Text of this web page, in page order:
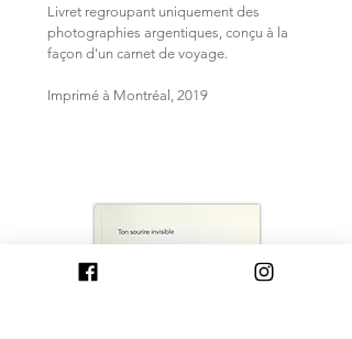
Livret regroupant uniquement des
photographies argentiques, conçu à la
façon d'un carnet de voyage.
Imprimé à Montréal, 2019